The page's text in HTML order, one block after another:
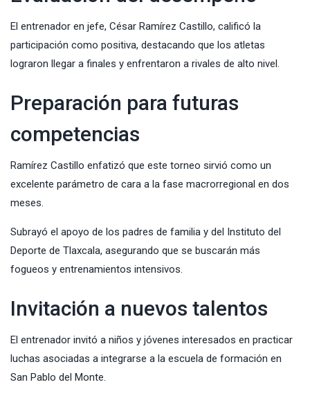
El entrenador en jefe, César Ramírez Castillo, calificó la
participación como positiva, destacando que los atletas
lograron llegar a finales y enfrentaron a rivales de alto nivel.
Preparación para futuras
competencias
Ramírez Castillo enfatizó que este torneo sirvió como un
excelente parámetro de cara a la fase macrorregional en dos
meses.
Subrayó el apoyo de los padres de familia y del Instituto del
Deporte de Tlaxcala, asegurando que se buscarán más
fogueos y entrenamientos intensivos.
Invitación a nuevos talentos
El entrenador invitó a niños y jóvenes interesados en practicar
luchas asociadas a integrarse a la escuela de formación en
San Pablo del Monte.